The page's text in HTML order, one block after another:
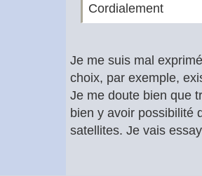
Cordialement
Je me suis mal
choix, par exemple,
Je me doute bien que
bien y avoir possibilité
satellites. Je vais